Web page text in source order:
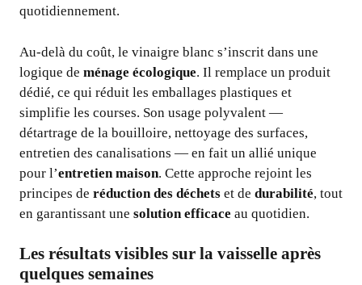
quotidiennement.
Au-delà du coût, le vinaigre blanc s’inscrit dans une
logique de ménage écologique. Il remplace un produit
dédié, ce qui réduit les emballages plastiques et
simplifie les courses. Son usage polyvalent —
détartrage de la bouilloire, nettoyage des surfaces,
entretien des canalisations — en fait un allié unique
pour l’entretien maison. Cette approche rejoint les
principes de réduction des déchets et de durabilité, tout
en garantissant une solution efficace au quotidien.
Les résultats visibles sur la vaisselle après
quelques semaines